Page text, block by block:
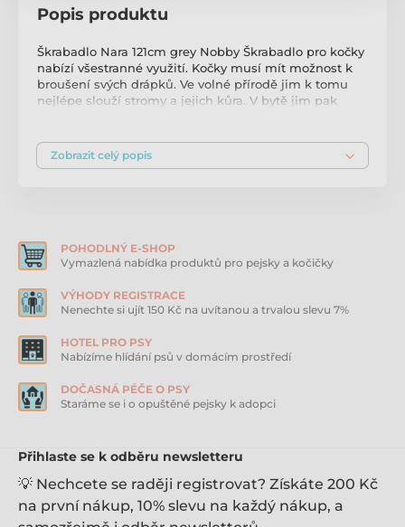
Popis produktu
Škrabadlo Nara 121cm grey Nobby Škrabadlo pro kočky
nabízí všestranné využití. Kočky musí mít možnost k
broušení svých drápků. Ve volné přírodě jim k tomu
nejlépe slouží stromy a jejich kůra. V bytě jim pak
vašem nábytku, křesle nebo koberci. Škrabadlo je
vyvedené v elegantní moderní šedé barvě, obsahuje
průměru 9 cm základna 49 × 49 cm horní kukaň o
průměru 50 × 25 cm prověšená lenoška o průměru 35
Zobrazit celý popis
POHODLNÝ E-SHOP
Vymazlená nabídka produktů pro pejsky a kočičky
VÝHODY REGISTRACE
Nenechte si ujít 150 Kč na uvítanou a trvalou slevu 7%
HOTEL PRO PSY
Nabízíme hlídání psů v domácím prostředí
DOČASNÁ PÉČE O PSY
Staráme se i o opuštěné pejsky k adopci
Přihlaste se k odběru newsletteru
💡 Nechcete se raději registrovat? Získáte 200 Kč
na první nákup, 10% slevu na každý nákup, a